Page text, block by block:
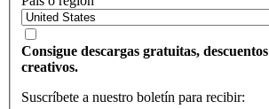
Consigue descargas gratuitas,
creativos.
Suscríbete a nuestro boletín para recibir: